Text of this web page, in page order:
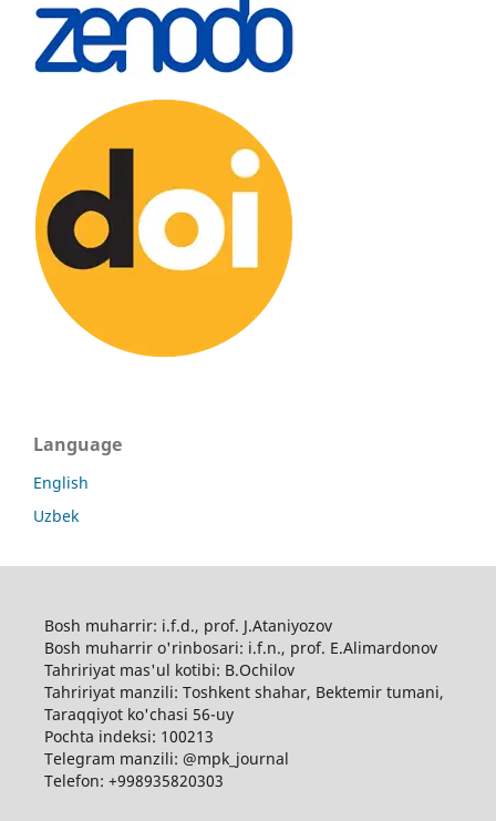
Language
English
Uzbek
Bosh muharrir: i.f.d., prof. J.Ataniyozov
Bosh muharrir o'rinbosari: i.f.n., prof. E.Alimardonov
Tahririyat mas'ul kotibi: B.Ochilov
Tahririyat manzili: Toshkent shahar, Bektemir tumani,
Taraqqiyot ko'chasi 56-uy
Pochta indeksi: 100213
Telegram manzili: @mpk_journal
Telefon: +998935820303